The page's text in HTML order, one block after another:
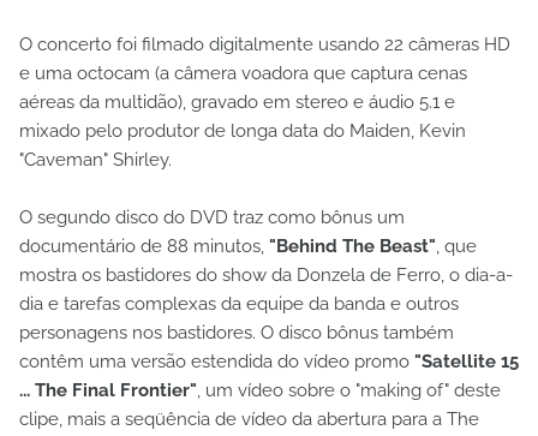
O concerto foi filmado digitalmente usando 22 câmeras HD
e uma octocam (a câmera voadora que captura cenas
aéreas da multidão), gravado em stereo e áudio 5.1 e
mixado pelo produtor de longa data do Maiden, Kevin
"Caveman" Shirley.
O segundo disco do DVD traz como bônus um
documentário de 88 minutos, "Behind The Beast", que
mostra os bastidores do show da Donzela de Ferro, o dia-a-
dia e tarefas complexas da equipe da banda e outros
personagens nos bastidores. O disco bônus também
contêm uma versão estendida do vídeo promo "Satellite 15
... The Final Frontier", um vídeo sobre o "making of" deste
clipe, mais a seqüência de vídeo da abertura para a The